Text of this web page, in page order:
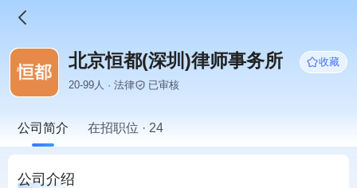
北京恒都(深圳)律师事务所
收藏
20-99人 · 法律
已审核
公司简介 在招职位 · 24
公司介绍